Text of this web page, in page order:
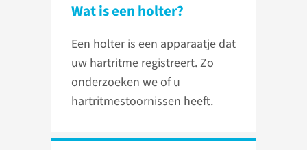
Wat is een holter?
Een holter is een apparaatje dat
uw hartritme registreert. Zo
onderzoeken we of u
hartritmestoornissen heeft.